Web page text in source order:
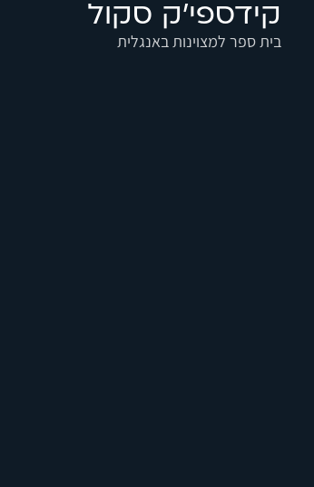
קידספי׳ק סקול
בית ספר למצוינות באנגלית